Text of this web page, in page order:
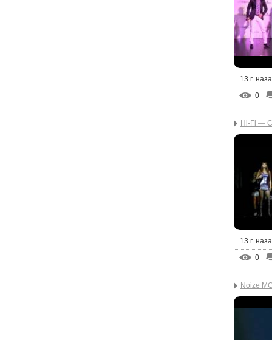
13 г.
0
Hi-Fi —
13 г.
0
Noize